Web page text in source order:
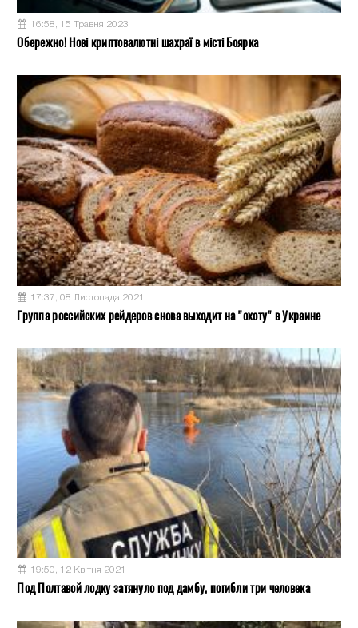
16:58, 15 Травня 2023
Обережно! Нові криптовалютні шахраї в місті Боярка
17:37, 08 Листопада 2021
Группа российских рейдеров снова выходит на "охоту" в Украине
19:50, 12 Квітня 2021
Под Полтавой лодку затянуло под дамбу, погибли три человека